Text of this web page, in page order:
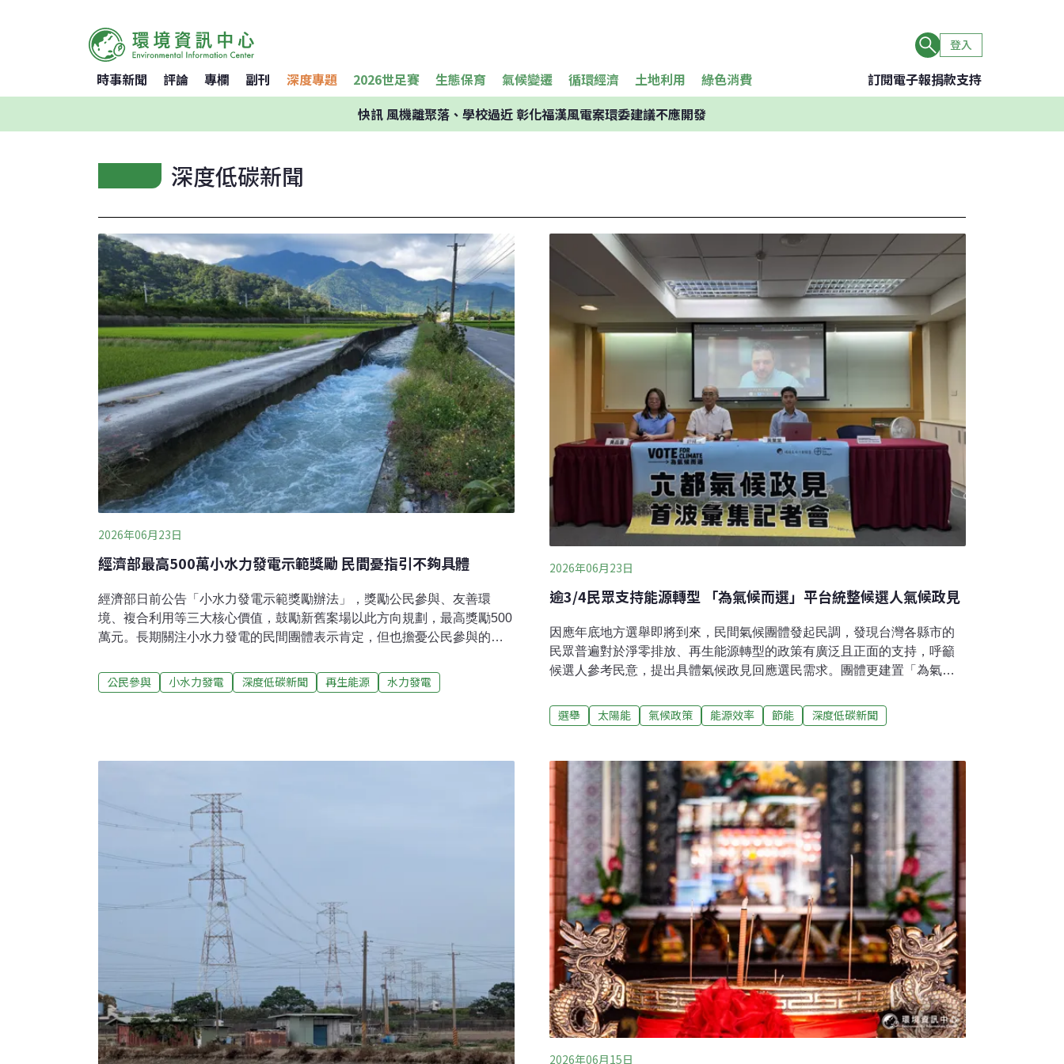
登入
時事新聞 評論 專欄 副刊 深度專題 2026世足賽 生態保育 氣候變遷 循環經濟 土地利用 綠色消費 訂閱電子報捐款支持
快訊風機離聚落、學校過近 彰化福漢風電案環委建議不應開發
深度低碳新聞
2026年06月23日
經濟部最高500萬小水力發電示範獎勵 民間憂指引不夠具體
經濟部日前公告「小水力發電示範獎勵辦法」，獎勵公民參與、友善環
境、複合利用等三大核心價值，鼓勵新舊案場以此方向規劃，最高獎勵500
萬元。長期關注小水力發電的民間團體表示肯定，但也擔憂公民參與的部
限新舊案場、示範獎勵最高500萬元為推動國內多元綠能，經濟部能源署啟
動「小水力減碳旗艦行動計畫」，積極推展小水力發電。經濟部本月3日公
採取改善保護措施，將對周邊周邊環境及自然生態影響最小化。複合利用
則是要求案場除了發
公民參與 小水力發電 深度低碳新聞 再生能源 水力發電
2026年06月23日
逾3/4民眾支持能源轉型 「為氣候而選」平台統整候選人氣候政見
因應年底地方選舉即將到來，民間氣候團體發起民調，發現台灣各縣市的
民眾普遍對於淨零排放、再生能源轉型的政策有廣泛且正面的支持，呼籲
候選人參考民意，提出具體氣候政見回應選民需求。團體更建置「為氣候
台灣民眾高度支持能源轉型 美學者驚：全國有一致共識距離年底九合一大
選不到160天，關心氣候議題的民間團體氣候對策協會、媽媽氣候行動聯盟
動。更與中研院合作進行網路民調。氣候對策協會執行長黃業棠分析，在
各項氣候變遷衝擊當中，高達35%民眾表示最有感的是「極端高溫、熱
浪」，次高的「極端降雨」也有23%。另外，有52.4%民眾認為，自家在
「未來5年內」就要為氣候變遷多付出成本。由此可見，對過半台灣人來
說，氣候衝擊已經不是下一代的事，更是地方首長任期內的當務之急。
選舉 太陽能 氣候政策 能源效率 節能 深度低碳新聞
2026年06月15日